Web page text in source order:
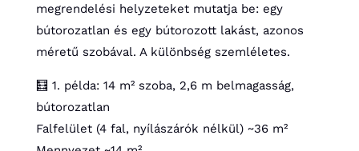
megrendelési helyzeteket mutatja be: egy
bútorozatlan és egy bútorozott lakást, azonos
méretű szobával. A különbség szemléletes.
🧮 1. példa: 14 m² szoba, 2,6 m belmagasság,
bútorozatlan
Falfelület (4 fal, nyílászárók nélkül) ~36 m²